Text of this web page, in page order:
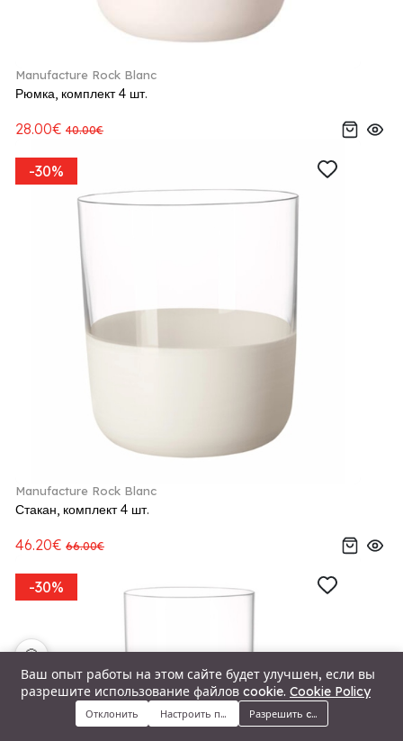
Меню Категории Поиск Корзина
Manufacture Rock Blanc
Рюмка, комплект 4 шт.
28.00€ 40.00€
-30%
Manufacture Rock Blanc
Стакан, комплект 4 шт.
46.20€ 66.00€
-30%
Ваш опыт работы на этом сайте будет улучшен, если вы
разрешите использование файлов cookie. Cookie Policy
Отклонить Настроить предпочтенияРазрешить cookie
🍪